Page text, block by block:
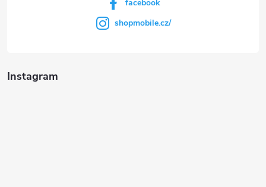
facebook
shopmobile.cz/
Instagram